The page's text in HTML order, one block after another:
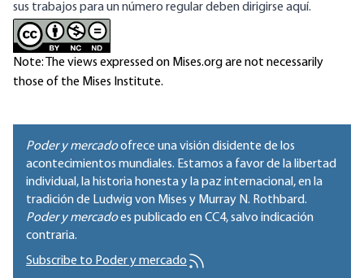
sus trabajos para un número regular deben dirigirse aquí.
Note: The views expressed on Mises.org are not necessarily
those of the Mises Institute.
Poder y mercadoofrece una visión disidente de los
acontecimientos mundiales. Estamos a favor de la libertad
individual, la historia honesta y la paz internacional, en la
tradición de Ludwig von Mises y Murray N. Rothbard.
Poder y mercadoes publicado enCC4, salvo indicación
contraria.
Subscribe to Poder y mercado